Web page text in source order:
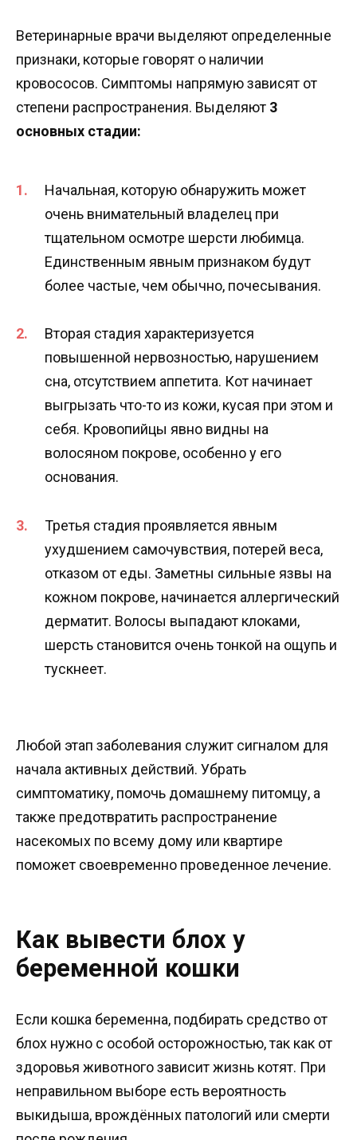
Ветеринарные врачи выделяют определенные
признаки, которые говорят о наличии
кровососов. Симптомы напрямую зависят от
степени распространения. Выделяют 3
основных стадии:
Начальная, которую обнаружить может
очень внимательный владелец при
тщательном осмотре шерсти любимца.
Единственным явным признаком будут
более частые, чем обычно, почесывания.
Вторая стадия характеризуется
повышенной нервозностью, нарушением
сна, отсутствием аппетита. Кот начинает
выгрызать что-то из кожи, кусая при этом и
себя. Кровопийцы явно видны на
волосяном покрове, особенно у его
основания.
Третья стадия проявляется явным
ухудшением самочувствия, потерей веса,
отказом от еды. Заметны сильные язвы на
кожном покрове, начинается аллергический
дерматит. Волосы выпадают клоками,
шерсть становится очень тонкой на ощупь и
тускнеет.
Любой этап заболевания служит сигналом для
начала активных действий. Убрать
симптоматику, помочь домашнему питомцу, а
также предотвратить распространение
насекомых по всему дому или квартире
поможет своевременно проведенное лечение.
Как вывести блох у
беременной кошки
Если кошка беременна, подбирать средство от
блох нужно с особой осторожностью, так как от
здоровья животного зависит жизнь котят. При
неправильном выборе есть вероятность
выкидыша, врождённых патологий или смерти